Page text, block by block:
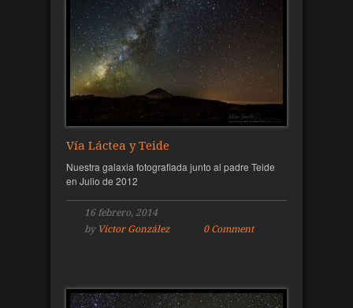
Vía Láctea y Teide
Nuestra galaxia fotografiada junto al padre Teide
en Julio de 2012
16 febrero, 2014
by Víctor González 0 Comment